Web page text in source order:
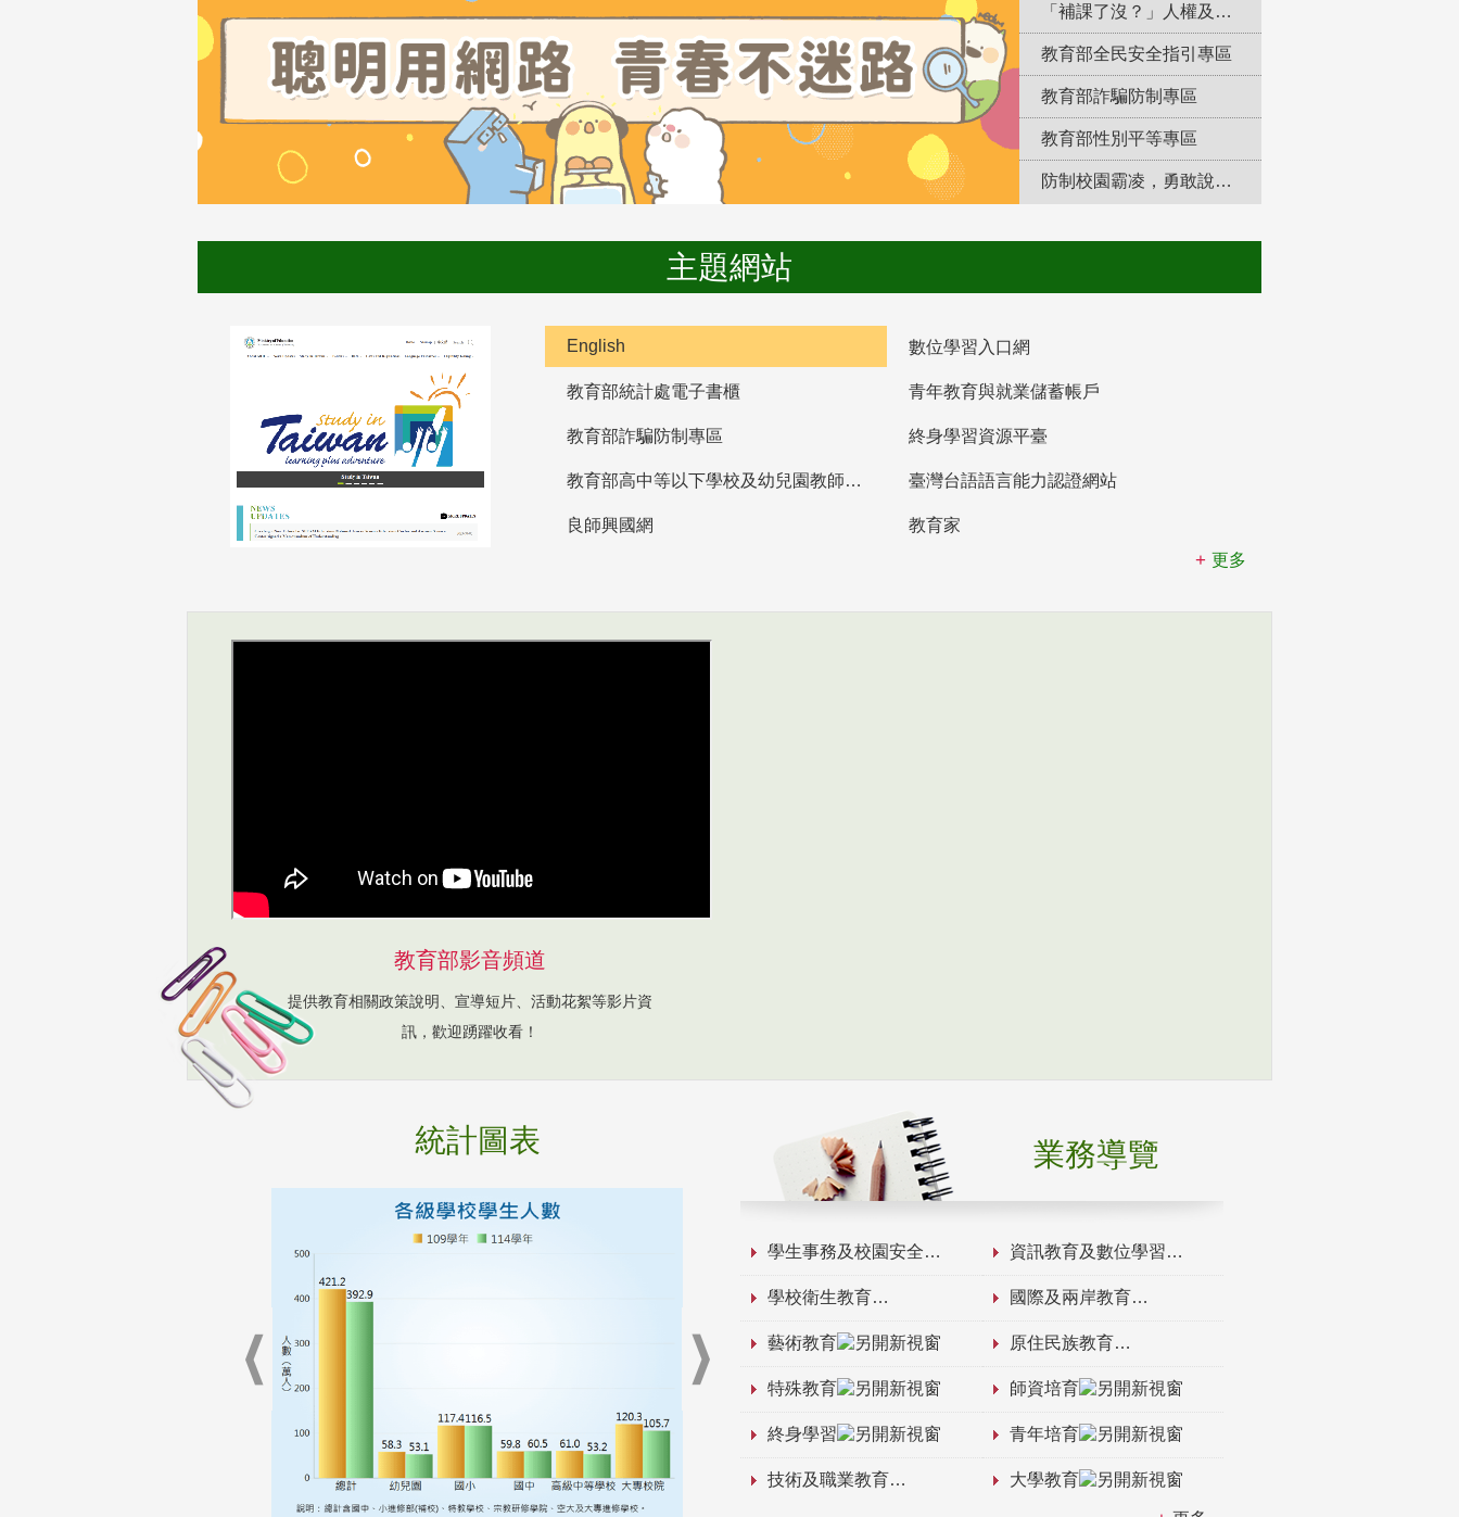
「補課了沒？」人權及轉型正義教育專區
教育部全民安全指引專區
教育部詐騙防制專區
教育部性別平等專區
防制校園霸凌，勇敢說出來！
主題網站
English 數位學習入口網
教育部統計處電子書櫃 青年教育與就業儲蓄帳戶
教育部詐騙防制專區 終身學習資源平臺
教育部高中等以下學校及幼兒園教師資格檢定考試 臺灣台語語言能力認證網站
良師興國網
教育家
更多
教育部影音頻道
提供教育相關政策說明、宣導短片、活動花絮等影片資
訊，歡迎踴躍收看！
統計圖表 業務導覽
學生事務及校園安全 資訊教育及數位學習
學校衛生教育 國際及兩岸教育
藝術教育 原住民族教育
特殊教育 師資培育
終身學習 青年培育
技術及職業教育 大學教育